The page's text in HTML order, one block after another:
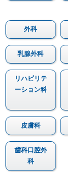
外科
乳腺外科
リハビリテ
ーション科
皮膚科
歯科口腔外
科